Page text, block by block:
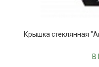
Крышка стеклянная
В